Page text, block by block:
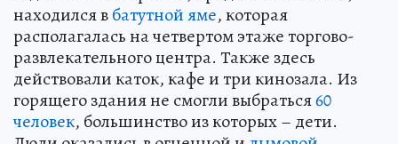
находился вбатутной яме, которая
располагалась на четвертом этаже торгово-
развлекательного центра. Также здесь
действовали каток, кафе и три кинозала. Из
горящего здания не смогли выбраться60
человек, большинство из которых – дети.